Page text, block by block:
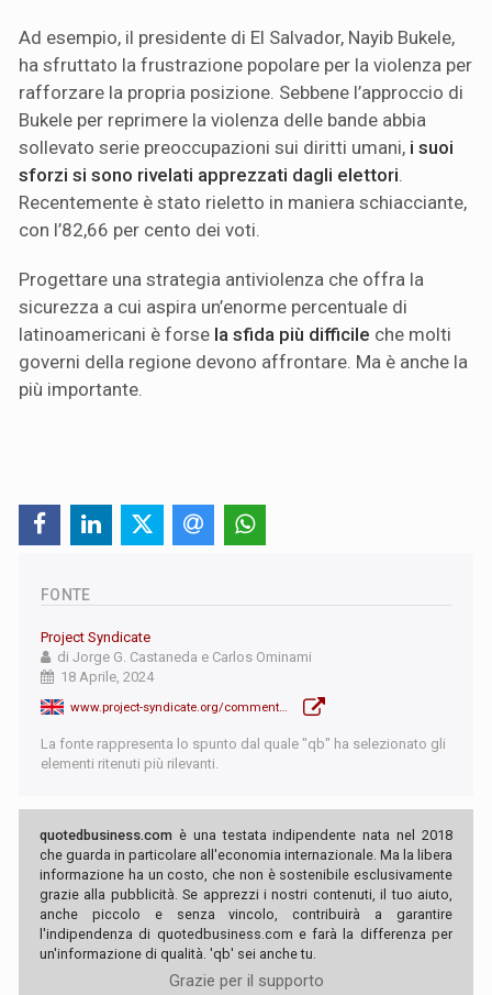
Ad esempio, il presidente di El Salvador, Nayib Bukele,
ha sfruttato la frustrazione popolare per la violenza per
rafforzare la propria posizione. Sebbene l’approccio di
Bukele per reprimere la violenza delle bande abbia
sollevato serie preoccupazioni sui diritti umani, i suoi
sforzi si sono rivelati apprezzati dagli elettori
Recentemente è stato rieletto in maniera schiacciante,
con l’82,66 per cento dei voti.
Progettare una strategia antiviolenza che offra la
sicurezza a cui aspira un’enorme percentuale di
latinoamericani è forse la sfida più difficile che molti
governi della regione devono affrontare. Ma è anche la
più importante.
FONTE
Project Syndicate
di Jorge G. Castaneda e Carlos Ominami
18 Aprile, 2024
La fonte rappresenta lo spunto dal quale "qb" ha selezionato gli
elementi ritenuti più rilevanti.
quotedbusiness.com è una testata indipendente nata nel 2018
che guarda in particolare all'economia internazionale. Ma la libera
informazione ha un costo, che non è sostenibile esclusivamente
grazie alla pubblicità. Se apprezzi i nostri contenuti, il tuo aiuto,
anche piccolo e senza vincolo, contribuirà a garantire
l'indipendenza di quotedbusiness.com e farà la differenza per
un'informazione di qualità. 'qb' sei anche tu.
Grazie per il supporto